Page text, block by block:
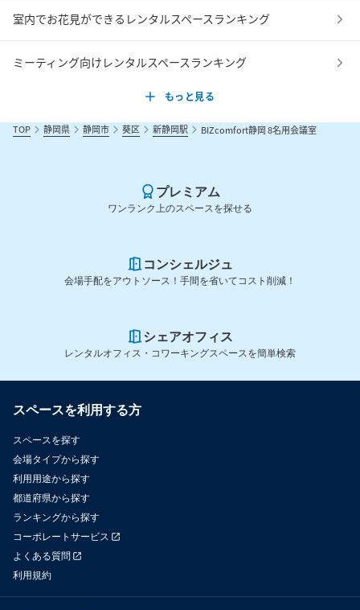
室内でお花見ができるレンタルスペースランキング
ミーティング向けレンタルスペースランキング
もっと見る
TOP 静岡県 静岡市 葵区 新静岡駅 BIZcomfort静岡 8名用会議室
プレミアム
ワンランク上のスペースを探せる
コンシェルジュ
会場手配をアウトソース！手間を省いてコスト削減！
シェアオフィス
レンタルオフィス・コワーキングスペースを簡単検索
スペースを利用する方
スペースを探す
会場タイプから探す
利用用途から探す
都道府県から探す
ランキングから探す
コーポレートサービス
よくある質問
利用規約